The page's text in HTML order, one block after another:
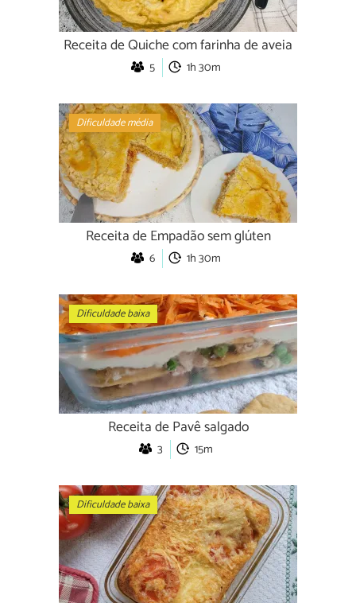
Receita de Quiche com farinha de aveia
5 1h 30m
Dificuldade média
Receita de Empadão sem glúten
6 1h 30m
Dificuldade baixa
Receita de Pavê salgado
3 15m
Dificuldade baixa